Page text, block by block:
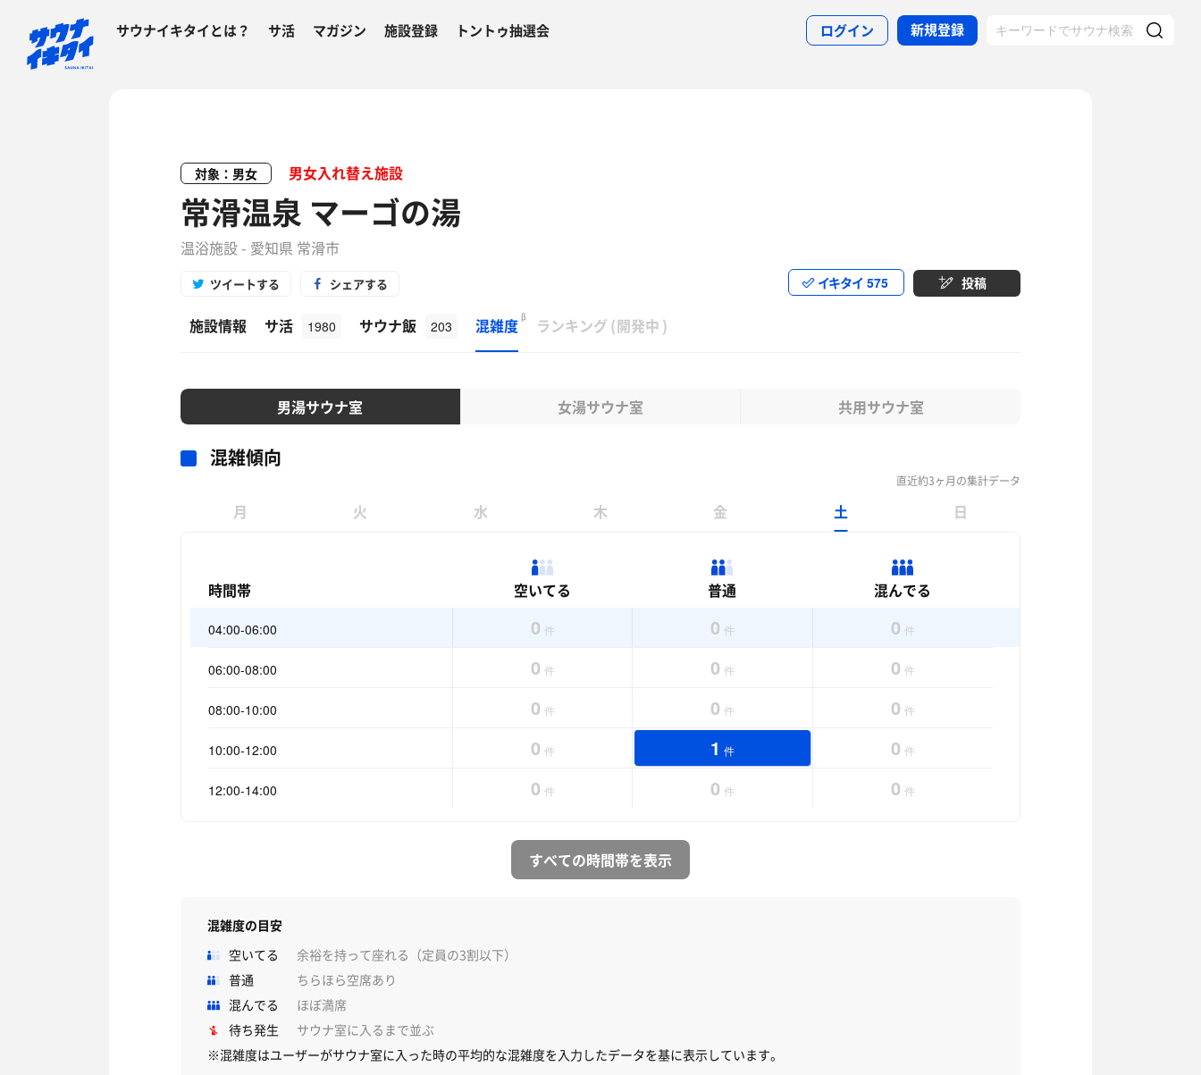
サウナイキタイとは？ サ活 マガジン 施設登録 トントゥ抽選会 ログイン 新規登録
対象：男女 男女入れ替え施設
常滑温泉 マーゴの湯
温浴施設 - 愛知県 常滑市
ツイートする シェアする イキタイ 575 投稿
施設情報 サ活 1980 サウナ飯 203 混雑度 β ランキング (開発中 )
男湯サウナ室 女湯サウナ室 共用サウナ室
混雑傾向
直近約3ヶ月の集計データ
月 火 水 木 金 土 日
時間帯 空いてる 普通 混んでる
04:00-06:00 0 件 0 件 0 件
06:00-08:00 0 件 0 件 0 件
08:00-10:00 0 件 0 件 0 件
10:00-12:00 0 件 1 件 0 件
12:00-14:00 0 件 0 件 0 件
すべての時間帯を表示
混雑度の目安
空いてる
余裕を持って座れる（定員の3割以下）
普通
ちらほら空席あり
混んでる
ほぼ満席
待ち発生
サウナ室に入るまで並ぶ
※混雑度はユーザーがサウナ室に入った時の平均的な混雑度を入力したデータを基に表示しています。